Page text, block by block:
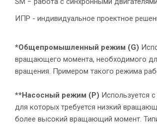
ИПР - индивидуальное проектное
*Общепромышленный режим (G)
вращающего момента, необходимого
вращения. Примером такого режима
**Насосный режим (P) Используется
для которых требуется низкий
более высокий вращающий момент.